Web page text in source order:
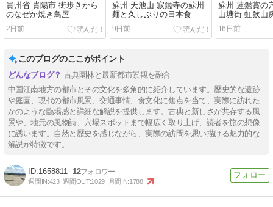
貴州省 貴陽市 街歩きから
のなぜか焼き鳥屋
2日前
蘇州 天池山 寂鑑寺の蘇州
麺と久しぶりの日本食
9日前
蘇州 蓮鑑賞の
山塘街 虹飲山
16日前
このブログのここがポイント
古典園林と最新都市景観を融合
中国江南地方の都市とその文化を多角的に紹介しています。歴史的な遺跡
や庭園、現代の都市風景、交通事情、食文化に焦点を当て、実際に訪れた
かのような臨場感と詳細な解説を提供します。古典と新しさが共存する風
景や、地元の風物詩、穴場スポットまで幅広く取り上げ、読者を旅の想像
に誘います。自然と歴史を感じながら、実際の訪問を思い描ける魅力的な
解説が特徴です。
1658811 12
週間IN:423 週間OUT:1029 月間IN:1788